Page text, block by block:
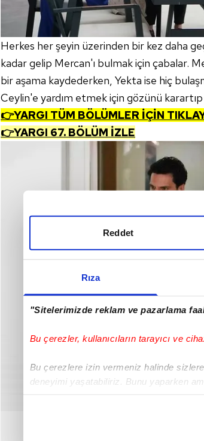
Rıza
"Sitelerimizde reklam ve pazarlama
Bu çerezler, kullanıcıların tarayıcı ve
Bu çerezlere izin vermeniz halinde
deneyimi yaşatabiliriz. Bunu yaparken
Her halükârda, kullanıcılar, bu
Reddet
Herkes her şeyin üzerinden bir kez daha
kadar gelip Mercan'ı bulmak için çabalar.
bir aşama kaydederken, Yekta ise hiç
Ceylin'e yardım etmek için gözünü karartıp
👉YARGI TÜM BÖLÜMLER İÇİN
👉YARGI 67. BÖLÜM İZLE